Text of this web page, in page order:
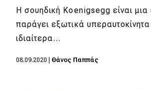
DRIVE Away
Η σουηδική Koenigsegg είναι μια
παράγει εξωτικά
ιδιαίτερα…
08.09.2020 Θάνος Παππάς